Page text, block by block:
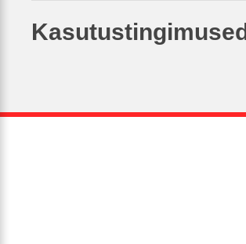
Kasutustingimused